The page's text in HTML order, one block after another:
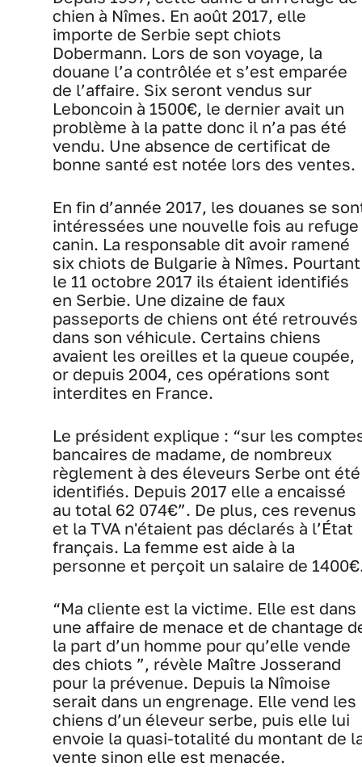
chien à Nîmes. En août 2017, elle
importe de Serbie sept chiots
Dobermann. Lors de son voyage, la
douane l’a contrôlée et s’est emparée
de l’affaire. Six seront vendus sur
Leboncoin à 1500€, le dernier avait un
problème à la patte donc il n’a pas été
vendu. Une absence de certificat de
bonne santé est notée lors des ventes.
En fin d’année 2017, les douanes se
intéressées une nouvelle fois au refuge
canin. La responsable dit avoir ramené
six chiots de Bulgarie à Nîmes.
le 11 octobre 2017 ils étaient identifiés
en Serbie. Une dizaine de faux
passeports de chiens ont été retrouvés
dans son véhicule. Certains chiens
avaient les oreilles et la queue coupée,
or depuis 2004, ces opérations sont
interdites en France.
Le président explique : “sur les
bancaires de madame, de nombreux
règlement à des éleveurs Serbe ont été
identifiés. Depuis 2017 elle a encaissé
au total 62 074€”. De plus, ces revenus
et la TVA n'étaient pas déclarés à l’État
français. La femme est aide à la
personne et perçoit un salaire de
“Ma cliente est la victime. Elle est dans
une affaire de menace et de chantage
la part d’un homme pour qu’elle vende
des chiots ”, révèle Maître Josserand
pour la prévenue. Depuis la Nîmoise
serait dans un engrenage. Elle vend les
chiens d’un éleveur serbe, puis elle lui
envoie la quasi-totalité du montant de
vente sinon elle est menacée.